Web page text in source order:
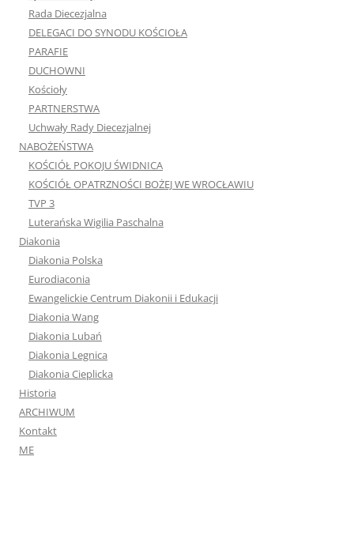
Rada Diecezjalna
DELEGACI DO SYNODU KOŚCIOŁA
PARAFIE
DUCHOWNI
Kościoły
PARTNERSTWA
Uchwały Rady Diecezjalnej
NABOŻEŃSTWA
KOŚCIÓŁ POKOJU ŚWIDNICA
KOŚCIÓŁ OPATRZNOŚCI BOŻEJ WE WROCŁAWIU
TVP 3
Luterańska Wigilia Paschalna
Diakonia
Diakonia Polska
Eurodiaconia
Ewangelickie Centrum Diakonii i Edukacji
Diakonia Wang
Diakonia Lubań
Diakonia Legnica
Diakonia Cieplicka
Historia
ARCHIWUM
Kontakt
ME